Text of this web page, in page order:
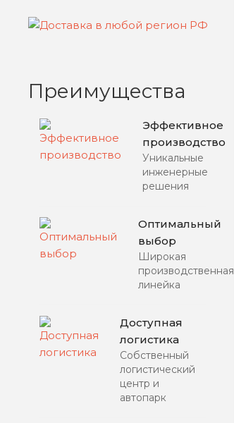
Преимущества
Эффективное
производство
Уникальные
инженерные
решения
Оптимальный
выбор
Широкая
производственная
линейка
Доступная
логистика
Собственный
логистический
центр и
автопарк